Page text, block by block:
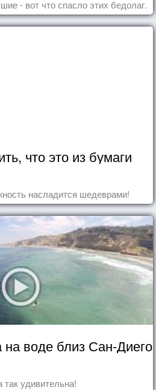
- вот что спасло этих бедолаг.
что это из бумаги
насладится шедеврами!
на воде близ Сан-Диего
так удивительна!